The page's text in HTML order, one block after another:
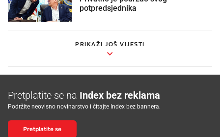
potpredsjednika
PRIKAŽI JOŠ VIJESTI
Pretplatite se na Index bez reklama
Podržite neovisno novinarstvo i čitajte Index bez bannera.
Pretplatite se